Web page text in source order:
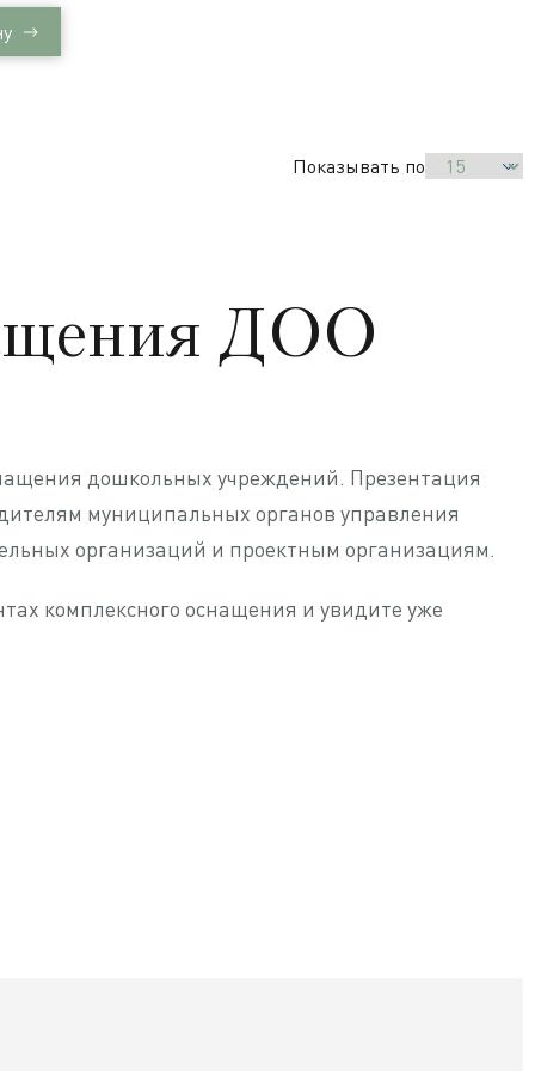
Показывать по
ДОО
дошкольных учреждений. Презентация
муниципальных органов управления
организаций и проектным организациям.
комплексного оснащения и увидите уже